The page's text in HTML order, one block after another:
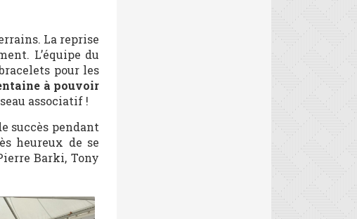
La reprise
L’équipe du
pour les
à pouvoir
associatif !
succès pendant
heureux de se
Barki, Tony